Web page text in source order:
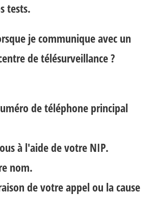
tests.
je communique avec un
de télésurveillance ?
de téléphone principal
à l'aide de votre NIP.
nom.
de votre appel ou la cause